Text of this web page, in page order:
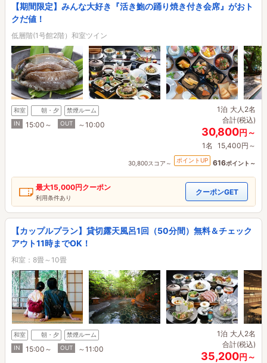
【期間限定】みんな大好き『活き鮑の踊り焼き付き会席』がおト
クだ値！
低層階(1号館2階）和室ツイン
和室 朝・夕
禁煙ルーム
IN
15:00～ OUT ～10:00
1泊 大人2名
合計(税込)
30,800円～
1名 15,400円～
30,800スコア～ ポイントUP 616ポイント～
最大15,000円クーポン
利用条件あり
クーポンGET
【カップルプラン】貸切露天風呂1回（50分間）無料＆チェック
アウト11時までOK！
和室：8畳～10畳
和室 朝・夕
禁煙ルーム
IN
15:00～ OUT ～11:00
1泊 大人2名
合計(税込)
35,200円～